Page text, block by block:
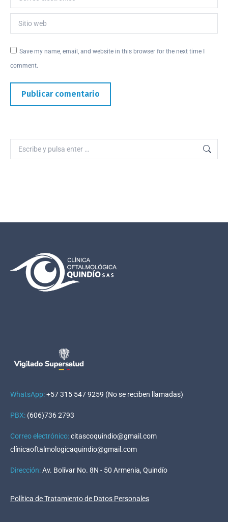
Sitio web
Save my name, email, and website in this browser for the next time I
comment.
Publicar comentario
WhatsApp:+57 315 547 9259 (No se reciben llamadas)
PBX: (606)736 2793
Correo electrónico:citascoquindio@gmail.com
clínicaoftalmologicaquindio@gmail.com
Dirección:Av. Bolívar No. 8N - 50 Armenia, Quindío
Política de Tratamiento de Datos Personales